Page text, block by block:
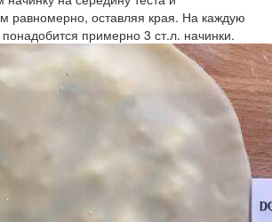
равномерно, оставляя края. На каждую
примерно 3 ст.л. начинки.